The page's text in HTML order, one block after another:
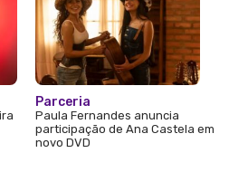
Parceria
Paula Fernandes anuncia
participação de Ana Castela em
novo DVD